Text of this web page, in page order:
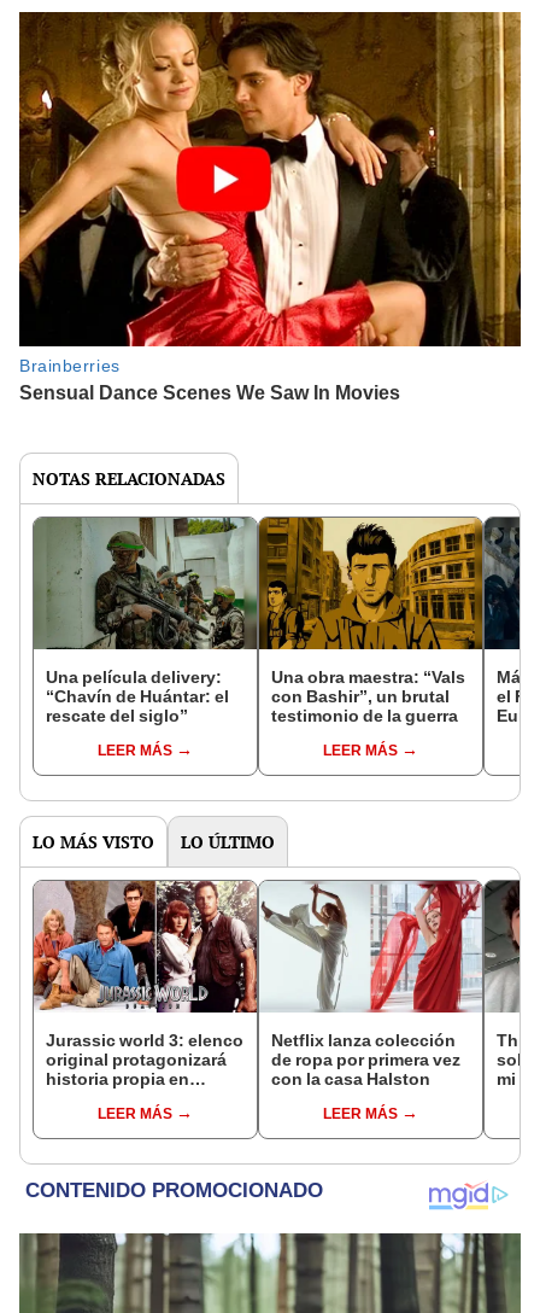
NOTAS RELACIONADAS
Una película delivery:
“Chavín de Huántar: el
rescate del siglo”
LEER MÁS
Una obra maestra: “Vals
con Bashir”, un brutal
testimonio de la guerra
LEER MÁS
Más
el
LO MÁS VISTO LO ÚLTIMO
Jurassic world 3: elenco
original protagonizará
historia propia en
LEER MÁS
Netflix lanza colección
de ropa por primera vez
con la casa Halston
LEER MÁS
mi
baja